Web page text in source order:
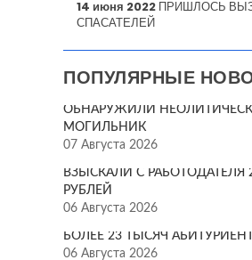
14 июня 2022 ПРИШЛОСЬ
СПАСАТЕЛЕЙ
ПОПУЛЯРНЫЕ
ОБНАРУЖИЛИ
МОГИЛЬНИК
07 Августа 2026
ВЗЫСКАЛИ С РАБОТОДАТЕЛЯ
РУБЛЕЙ
06 Августа 2026
БОЛЕЕ 23 ТЫСЯЧ
06 Августа 2026